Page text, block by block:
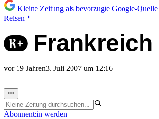
Kleine Zeitung als bevorzugte Google-
Reisen
vor 19 Jahren3. Juli 2007 um 12:16
Abonnent:in werden